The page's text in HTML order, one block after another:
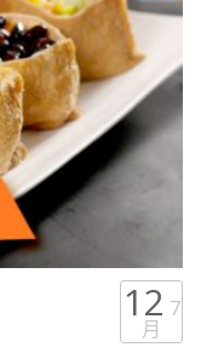
12 7
月